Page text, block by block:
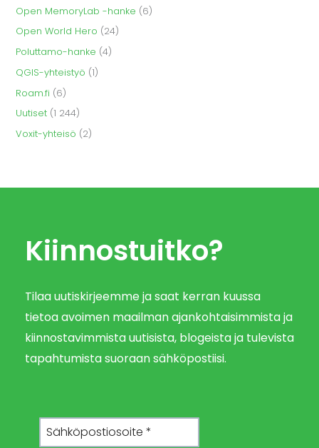
Open MemoryLab -hanke (6)
Open World Hero (24)
Poluttamo-hanke (4)
QGIS-yhteistyö (1)
Roam.fi (6)
Uutiset (1 244)
Voxit-yhteisö (2)
Kiinnostuitko?
Tilaa uutiskirjeemme ja saat kerran kuussa
tietoa avoimen maailman ajankohtaisimmista ja
kiinnostavimmista uutisista, blogeista ja tulevista
tapahtumista suoraan sähköpostiisi.